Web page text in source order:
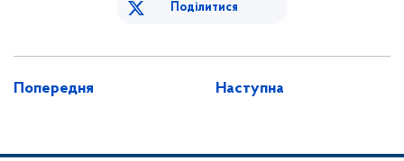
Поділитися
Попередня Наступна